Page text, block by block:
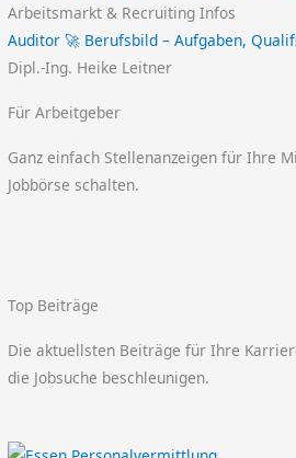
Arbeitsmarkt & Recruiting Infos
Auditor 🚀 Berufsbild – Aufgaben,
Dipl.-Ing. Heike Leitner
Für Arbeitgeber
Ganz einfach Stellenanzeigen für Ihre
Jobbörse schalten.
Top Beiträge
Die aktuellsten Beiträge für Ihre
die Jobsuche beschleunigen.